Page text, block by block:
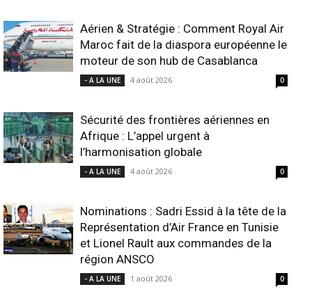
Aérien & Stratégie : Comment Royal Air
Maroc fait de la diaspora européenne le
moteur de son hub de Casablanca
- A LA UNE 4 août 2026 0
Sécurité des frontières aériennes en
Afrique : L’appel urgent à
l’harmonisation globale
- A LA UNE 4 août 2026 0
Nominations : Sadri Essid à la tête de la
Représentation d’Air France en Tunisie
et Lionel Rault aux commandes de la
région ANSCO
- A LA UNE 1 août 2026 0